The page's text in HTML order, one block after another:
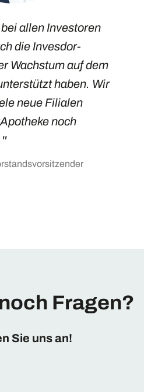
allen Investoren
die Invesdor-
Wachstum auf dem
haben. Wir
neue Filialen
noch
Fragen?
Sie uns an!